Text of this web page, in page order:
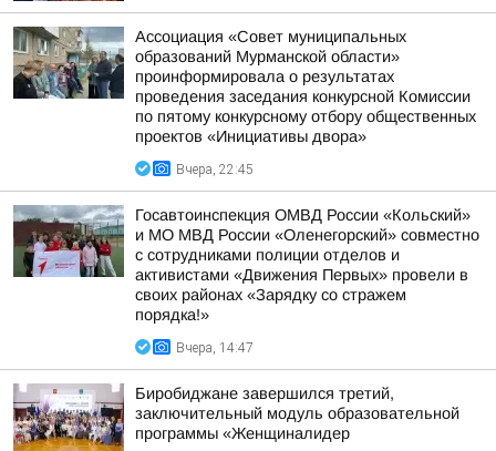
Ассоциация «Совет муниципальных
образований Мурманской области»
проинформировала о результатах
проведения заседания конкурсной Комиссии
по пятому конкурсному отбору общественных
проектов «Инициативы двора»
Вчера, 22:45
Госавтоинспекция ОМВД России «Кольский»
и МО МВД России «Оленегорский» совместно
с сотрудниками полиции отделов и
активистами «Движения Первых» провели в
своих районах «Зарядку со стражем
порядка!»
Вчера, 14:47
Биробиджане завершился третий,
заключительный модуль образовательной
программы «Женщиналидер